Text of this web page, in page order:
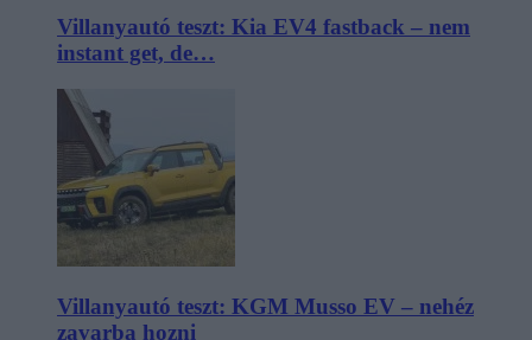
Villanyautó teszt: Kia EV4 fastback – nem
instant get, de…
Villanyautó teszt: KGM Musso EV – nehéz
zavarba hozni